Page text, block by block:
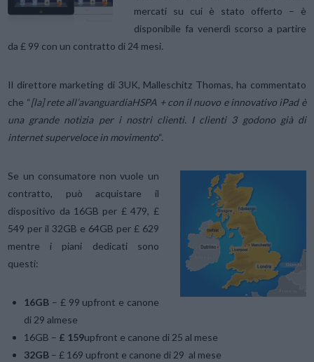
mercati su cui è stato offerto – è
disponibile fa venerdì scorso a partire
da £ 99 con un contratto di 24 mesi.
Il direttore marketing di 3UK, Malleschitz Thomas, ha commentato
che “[la] rete all’avanguardiaHSPA + con il nuovo e innovativo iPad è
una grande notizia per i nostri clienti. I clienti 3 godono già di
internet superveloce in movimento“.
Se un consumatore non vuole un
contratto, può acquistare il
dispositivo da 16GB per £ 479, £
549 per il 32GB e 64GB per £ 629
mentre i piani dedicati sono
questi:
16GB – £ 99 upfront e canone
di 29 almese
16GB – £ 159upfront e canone di 25 al mese
32GB – £ 169 upfront e canone di 29 al mese